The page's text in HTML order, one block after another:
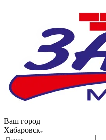
Ваш город
Хабаровск